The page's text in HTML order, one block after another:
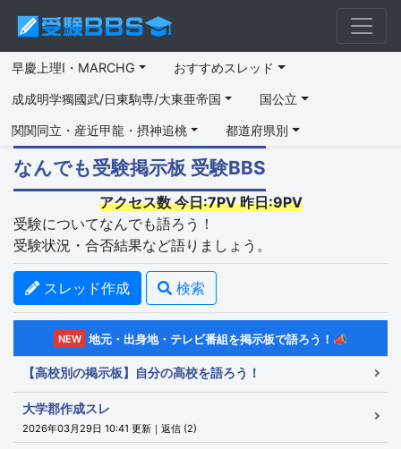
早慶上理I・MARCHG おすすめスレッド
成成明学獨國武/日東駒専/大東亜帝国 国公立
関関同立・産近甲龍・摂神追桃 都道府県別
なんでも受験掲示板 受験BBS
アクセス数 今日:7PV 昨日:9PV
受験についてなんでも語ろう！
受験状況・合否結果など語りましょう。
スレッド作成 検索
NEW 地元・出身地・テレビ番組を掲示板で語ろう！📣
【高校別の掲示板】自分の高校を語ろう！
大学郡作成スレ
2026年03月29日 10:41 更新｜返信 (2)